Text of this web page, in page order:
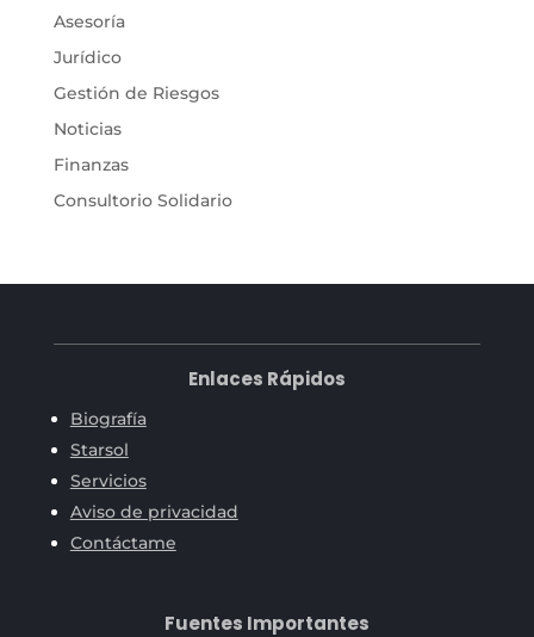
Asesoría
Jurídico
Gestión de Riesgos
Noticias
Finanzas
Consultorio Solidario
Enlaces Rápidos
Biografía
Starsol
Servicios
Aviso de privacidad
Contáctame
Fuentes Importantes